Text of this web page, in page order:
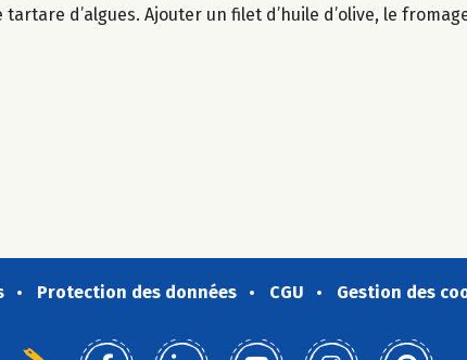
d’algues. Ajouter un filet d’huile d’olive, le
Protection des données CGU Gestion des